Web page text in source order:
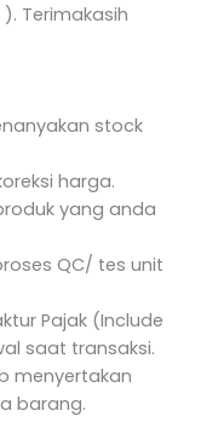
Terimakasih
stock
harga.
yang anda
QC/ tes unit
Pajak (Include
saat transaksi.
menyertakan
barang.